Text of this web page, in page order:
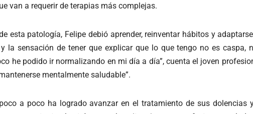
van a requerir de terapias más complejas.
esta patología, Felipe debió aprender, reinventar hábitos y
la sensación de tener que explicar que lo que tengo no es
he podido ir normalizando en mi día a día”, cuenta el joven
mentalmente saludable”.
a poco ha logrado avanzar en el tratamiento de sus